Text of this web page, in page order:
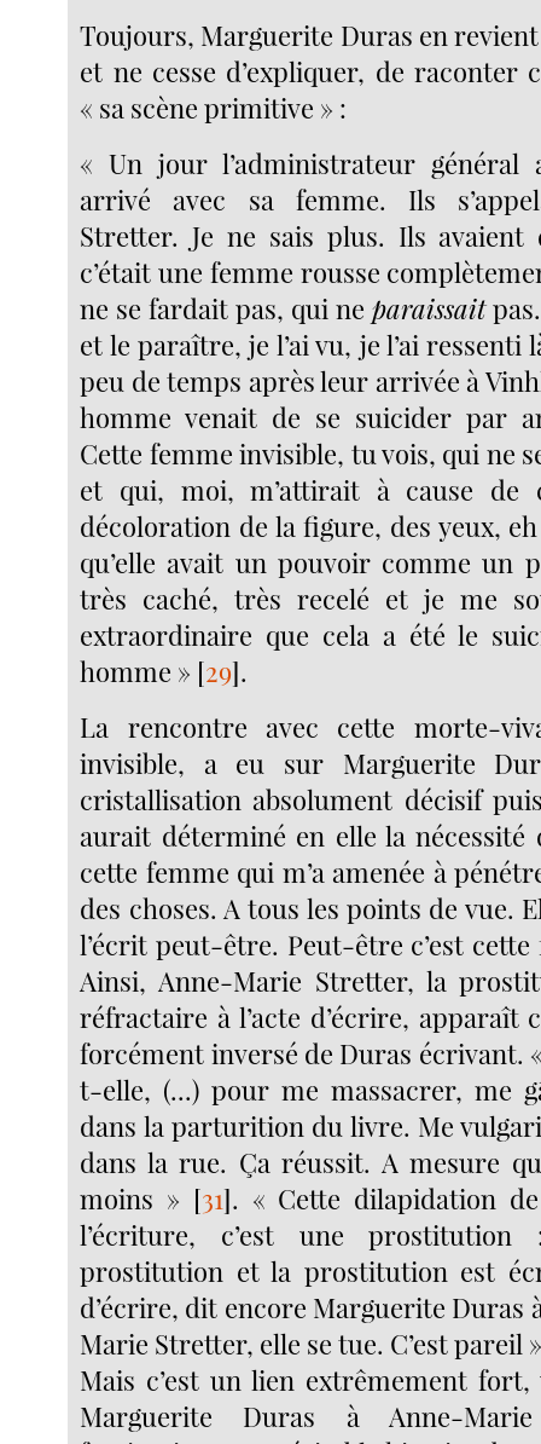
Toujours, Marguerite Duras en
et ne cesse d’expliquer, de raconter
« sa scène primitive » :
« Un jour l’administrateur général
arrivé avec sa femme. Ils
Stretter. Je ne sais plus. Ils avaient
c’était une femme rousse
ne se fardait pas, qui ne paraissait
et le paraître, je l’ai vu, je l’ai ressenti
peu de temps après leur arrivée à
homme venait de se suicider par
Cette femme invisible, tu vois, qui ne
et qui, moi, m’attirait à cause de
décoloration de la figure, des yeux,
qu’elle avait un pouvoir comme un
très caché, très recelé et je me
extraordinaire que cela a été le
homme » [29].
La rencontre avec cette morte-
invisible, a eu sur Marguerite
cristallisation absolument décisif
aurait déterminé en elle la nécessité
cette femme qui m’a amenée à
des choses. A tous les points de vue.
l’écrit peut-être. Peut-être c’est
Ainsi, Anne-Marie Stretter, la
réfractaire à l’acte d’écrire, apparaît
forcément inversé de Duras écrivant.
t-elle, (...) pour me massacrer, me
dans la parturition du livre. Me
dans la rue. Ça réussit. A mesure
moins » [31]. « Cette dilapidation
l’écriture, c’est une prostitution
prostitution et la prostitution est
d’écrire, dit encore Marguerite Duras
Marie Stretter, elle se tue. C’est pareil
Mais c’est un lien extrêmement
Marguerite Duras à Anne-